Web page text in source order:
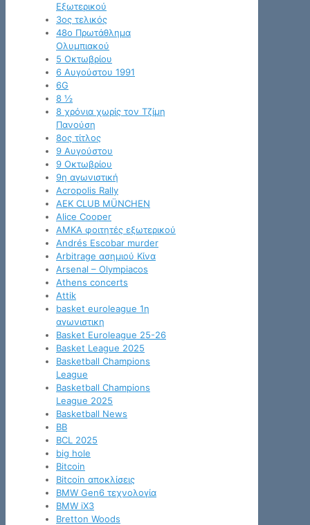
Εξωτερικού
3ος τελικός
48ο Πρωτάθλημα
Ολυμπιακού
5 Οκτωβρίου
6 Αυγούστου 1991
6G
8 ½
8 χρόνια χωρίς τον Τζίμη
Πανούση
8ος τίτλος
9 Αυγούστου
9 Οκτωβρίου
9η αγωνιστική
Acropolis Rally
AEK CLUB MÜNCHEN
Alice Cooper
AMKA φοιτητές εξωτερικού
Andrés Escobar murder
Arbitrage ασημιού Κίνα
Arsenal – Olympiacos
Athens concerts
Attik
basket euroleague 1η
αγωνιστικη
Basket Euroleague 25-26
Basket League 2025
Basketball Champions
League
Basketball Champions
League 2025
Basketball News
BB
BCL 2025
big hole
Bitcoin
Bitcoin αποκλίσεις
BMW Gen6 τεχνολογία
BMW iX3
Bretton Woods